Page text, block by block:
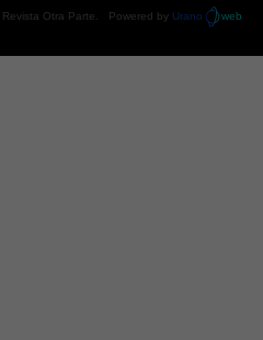
Revista Otra Parte . Powered by Urano web